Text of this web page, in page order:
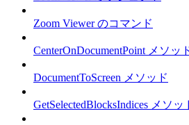
Zoom Viewer のコマンド
CenterOnDocumentPoint メソッ
DocumentToScreen メソッド
GetSelectedBlocksIndices メソッ